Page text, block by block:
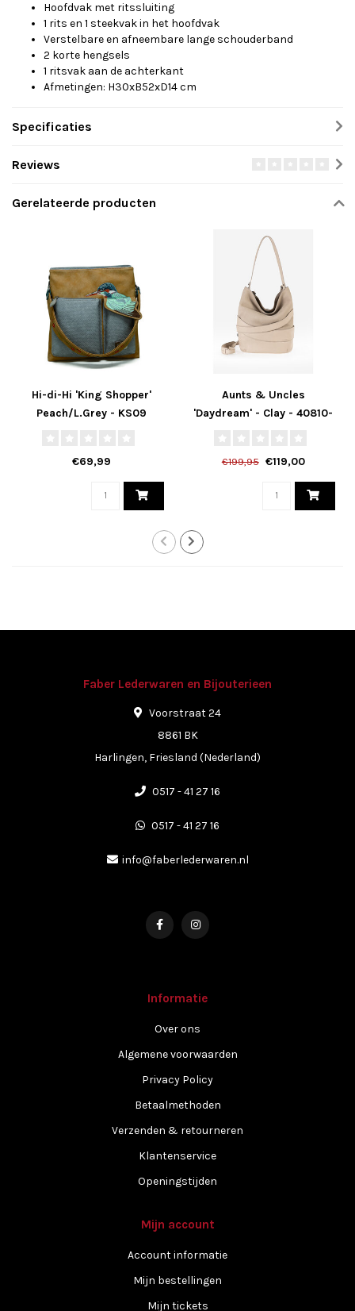
Hoofdvak met ritssluiting
1 rits en 1 steekvak in het hoofdvak
Verstelbare en afneembare lange schouderband
2 korte hengsels
1 ritsvak aan de achterkant
Afmetingen: H30xB52xD14 cm
Specificaties
Reviews
Gerelateerde producten
Hi-di-Hi 'King Shopper'
Peach/L.Grey - KS09
€69,99
Aunts & Uncles
'Daydream' - Clay - 40810-
€199,95 €119,00
Faber Lederwaren en Bijouterieen
Voorstraat 24
8861 BK
Harlingen, Friesland (Nederland)
0517 - 41 27 16
0517 - 41 27 16
info@faberlederwaren.nl
Informatie
Over ons
Algemene voorwaarden
Privacy Policy
Betaalmethoden
Verzenden & retourneren
Klantenservice
Openingstijden
Mijn account
Account informatie
Mijn bestellingen
Mijn tickets